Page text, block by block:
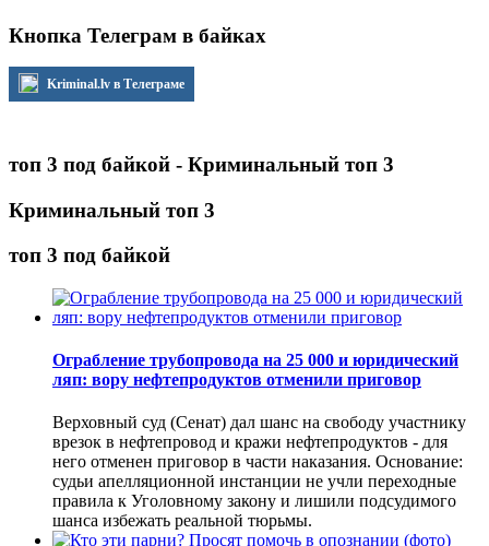
Кнопка Телеграм в байках
Kriminal.lv в Телеграме
топ 3 под байкой - Криминальный топ 3
Криминальный топ 3
топ 3 под байкой
Ограбление трубопровода на 25 000 и юридический
ляп: вору нефтепродуктов отменили приговор
Верховный суд (Сенат) дал шанс на свободу участнику
врезок в нефтепровод и кражи нефтепродуктов - для
него отменен приговор в части наказания. Основание:
судьи апелляционной инстанции не учли переходные
правила к Уголовному закону и лишили подсудимого
шанса избежать реальной тюрьмы.